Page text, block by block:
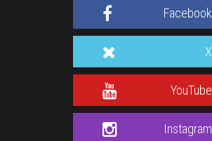
Facebook
X
YouTube
Instagram